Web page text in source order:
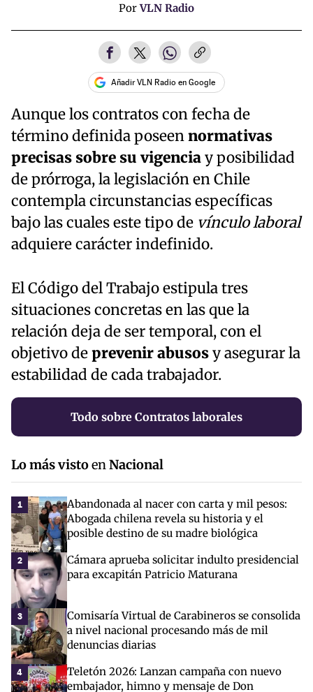
PorVLN Radio
Añadir VLN Radio en Google
Aunque los contratos con fecha de
término definida poseennormativas
precisas sobre su vigenciay posibilidad
de prórroga, la legislación en Chile
contempla circunstancias específicas
bajo las cuales este tipo de vínculo laboral
adquiere carácter indefinido.
El Código del Trabajo estipula tres
situaciones concretas en las que la
relación deja de ser temporal, con el
objetivo deprevenir abusosy asegurar la
estabilidad de cada trabajador.
Todo sobre Contratos laborales
Lo más vistoenNacional
1
Abandonada al nacer con carta y mil pesos:
Abogada chilena revela su historia y el
posible destino de su madre biológica
2
Cámara aprueba solicitar indulto presidencial
para excapitán Patricio Maturana
3
Comisaría Virtual de Carabineros se consolida
a nivel nacional procesando más de mil
denuncias diarias
4
Teletón 2026: Lanzan campaña con nuevo
embajador, himno y mensaje de Don